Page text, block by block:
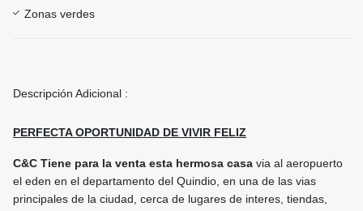
Zonas verdes
Descripción Adicional :
PERFECTA OPORTUNIDAD DE VIVIR FELIZ
C&C Tiene para la venta esta hermosa casa via al aeropuerto
el eden en el departamento del Quindio, en una de las vias
principales de la ciudad, cerca de lugares de interes, tiendas,